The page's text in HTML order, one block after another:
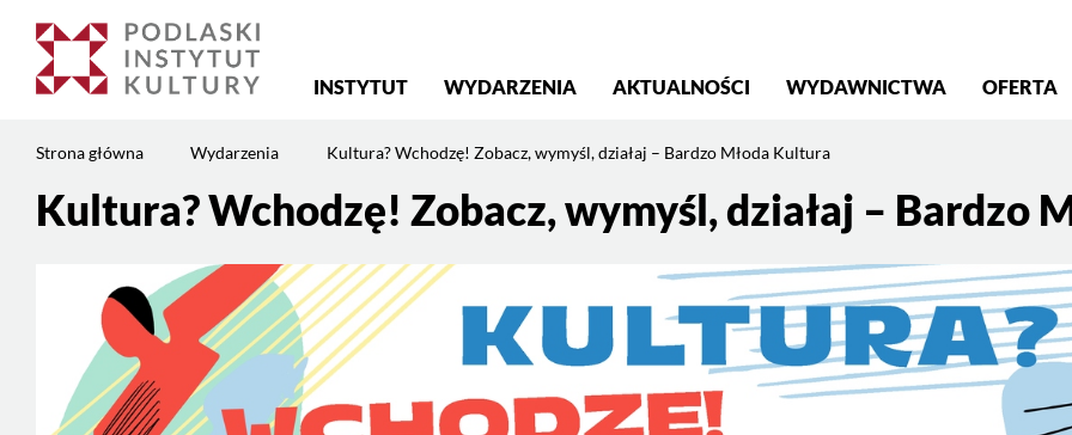
stronie:
Kultura?
główne
INSTYTUT WYDARZENIA AKTUALNOŚCI WYDAWNICTWA OFERTA
Strona główna Wydarzenia Kultura? Wchodzę! Zobacz, wymyśl, działaj – Bardzo Młoda Kultura
Kultura? Wchodzę! Zobacz, wymyśl, działaj – Bardzo